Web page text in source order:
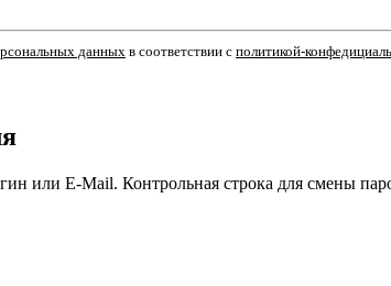
данных в соответствии с политикой-
или E-Mail. Контрольная строка для смены